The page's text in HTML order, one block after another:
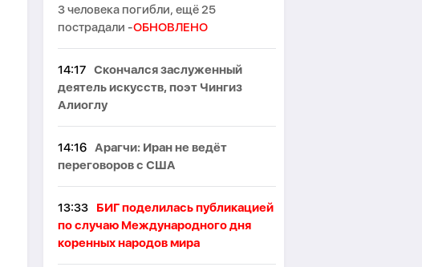
3 человека погибли, ещё 25
пострадали -ОБНОВЛЕНО
14:17 Скончался заслуженный
деятель искусств, поэт Чингиз
Алиоглу
14:16 Арагчи: Иран не ведёт
переговоров с США
13:33
БИГ поделилась публикацией
по случаю Международного дня
коренных народов мира